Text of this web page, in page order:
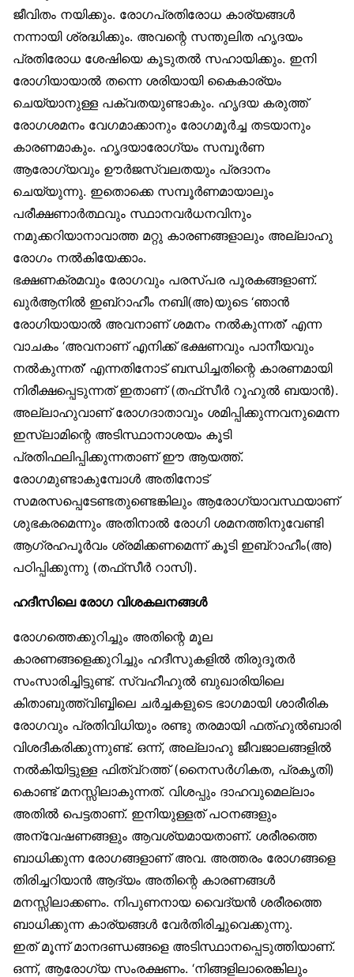
ജീവിതം നയിക്കും. രോഗപ്രതിരോധ കാര്യങ്ങൾ
നന്നായി ശ്രദ്ധിക്കും. അവന്റെ സന്തുലിത ഹൃദയം
പ്രതിരോധ ശേഷിയെ കൂടുതൽ സഹായിക്കും. ഇനി
രോഗിയായാൽ തന്നെ ശരിയായി കൈകാര്യം
ചെയ്യാനുള്ള പക്വതയുണ്ടാകും. ഹൃദയ കരുത്ത്
രോഗശമനം വേഗമാക്കാനും രോഗമൂർച്ച തടയാനും
കാരണമാകും. ഹൃദയാരോഗ്യം സമ്പൂർണ
ആരോഗ്യവും ഊർജസ്വലതയും പ്രദാനം
ചെയ്യുന്നു. ഇതൊക്കെ സമ്പൂർണമായാലും
പരീക്ഷണാർത്ഥവും സ്ഥാനവർധനവിനും
നമുക്കറിയാനാവാത്ത മറ്റു കാരണങ്ങളാലും അല്ലാഹു
രോഗം നൽകിയേക്കാം.
ഭക്ഷണക്രമവും രോഗവും പരസ്പര പൂരകങ്ങളാണ്.
ഖുർആനിൽ ഇബ്‌റാഹീം നബി(അ)യുടെ ‘ഞാൻ
രോഗിയായാൽ അവനാണ് ശമനം നൽകുന്നത്’ എന്ന
വാചകം ‘അവനാണ് എനിക്ക് ഭക്ഷണവും പാനീയവും
നൽകുന്നത്’ എന്നതിനോട് ബന്ധിച്ചതിന്റെ കാരണമായി
നിരീക്ഷപ്പെടുന്നത് ഇതാണ് (തഫ്‌സീർ റൂഹുൽ ബയാൻ).
അല്ലാഹുവാണ് രോഗദാതാവും ശമിപ്പിക്കുന്നവനുമെന്ന
ഇസ്‌ലാമിന്റെ അടിസ്ഥാനാശയം കൂടി
പ്രതിഫലിപ്പിക്കുന്നതാണ് ഈ ആയത്ത്.
രോഗമുണ്ടാകുമ്പോൾ അതിനോട്
സമരസപ്പെടേണ്ടതുണ്ടെങ്കിലും ആരോഗ്യാവസ്ഥയാണ്
ശുഭകരമെന്നും അതിനാൽ രോഗി ശമനത്തിനുവേണ്ടി
ആഗ്രഹപൂർവം ശ്രമിക്കണമെന്ന് കൂടി ഇബ്‌റാഹീം(അ)
പഠിപ്പിക്കുന്നു (തഫ്‌സീർ റാസി).
ഹദീസിലെ രോഗ വിശകലനങ്ങൾ
രോഗത്തെക്കുറിച്ചും അതിന്റെ മൂല
കാരണങ്ങളെക്കുറിച്ചും ഹദീസുകളിൽ തിരുദൂതർ
സംസാരിച്ചിട്ടുണ്ട്. സ്വഹീഹുൽ ബുഖാരിയിലെ
കിതാബുത്ത്വിബ്ബിലെ ചർച്ചകളുടെ ഭാഗമായി ശാരീരിക
രോഗവും പ്രതിവിധിയും രണ്ടു തരമായി ഫത്ഹുൽബാരി
വിശദീകരിക്കുന്നുണ്ട്. ഒന്ന്, അല്ലാഹു ജീവജാലങ്ങളിൽ
നൽകിയിട്ടുള്ള ഫിത്വ്‌റത്ത് (നൈസർഗികത, പ്രകൃതി)
കൊണ്ട് മനസ്സിലാകുന്നത്. വിശപ്പും ദാഹവുമെല്ലാം
അതിൽ പെട്ടതാണ്. ഇനിയുള്ളത് പഠനങ്ങളും
അന്വേഷണങ്ങളും ആവശ്യമായതാണ്. ശരീരത്തെ
ബാധിക്കുന്ന രോഗങ്ങളാണ് അവ. അത്തരം രോഗങ്ങളെ
തിരിച്ചറിയാൻ ആദ്യം അതിന്റെ കാരണങ്ങൾ
മനസ്സിലാക്കണം. നിപുണനായ വൈദ്യൻ ശരീരത്തെ
ബാധിക്കുന്ന കാര്യങ്ങൾ വേർതിരിച്ചുവെക്കുന്നു.
ഇത് മൂന്ന് മാനദണ്ഡങ്ങളെ അടിസ്ഥാനപ്പെടുത്തിയാണ്.
ഒന്ന്, ആരോഗ്യ സംരക്ഷണം. ‘നിങ്ങളിലാരെങ്കിലും